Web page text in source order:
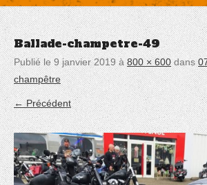
Ballade-champetre-49
Publié le 9 janvier 2019à 800 × 600dans
champêtre
← Précédent